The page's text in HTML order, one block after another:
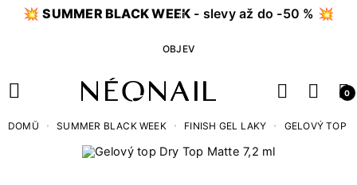
💥SUMMER BLACK WEEK - slevy až do -50 % 💥
OBJEV
0
DOMŮ SUMMER BLACK WEEK FINISH GEL LAKY GELOVÝ TOP